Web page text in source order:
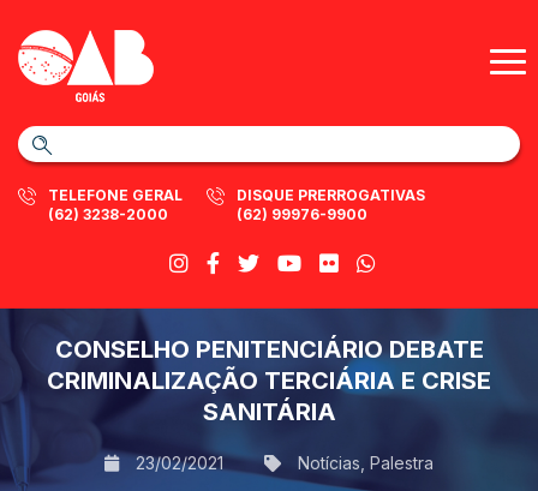
TELEFONE GERAL
(62) 3238-2000
DISQUE PRERROGATIVAS
(62) 99976-9900
CONSELHO PENITENCIÁRIO DEBATE
CRIMINALIZAÇÃO TERCIÁRIA E CRISE
SANITÁRIA
23/02/2021 Notícias Palestra